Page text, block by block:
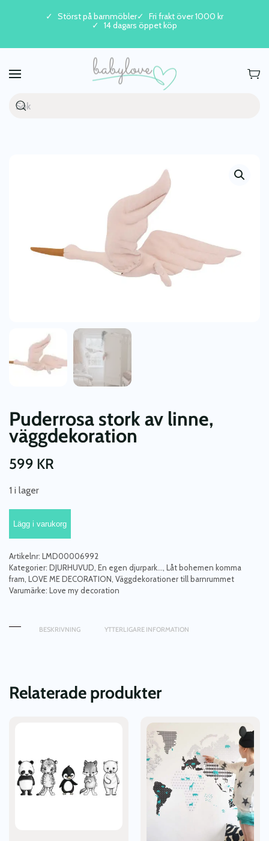
Skip to main content
Störst på barnmöbler
Fri frakt över 1000 kr
14 dagars öppet köp
Puderrosa stork av linne,
väggdekoration
599 KR
1 i lager
stork
av
linne,
väggdekoration
mängd
Lägg i varukorg
Artikelnr: LMD00006992
Kategorier: DJURHUVUD En egen djurpark...
Låt bohemen komma
fram LOVE ME DECORATION Väggdekorationer till barnrummet
Varumärke: Love my decoration
BESKRIVNING YTTERLIGARE INFORMATION
Relaterade produkter
Den
produkten
har
flera
varianter.
olika